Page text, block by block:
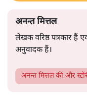
अनन्त मित्तल
लेखक वरिष्ठ पत्रकार हैं
अनुवादक हैं।
अनन्त मित्तलकी और